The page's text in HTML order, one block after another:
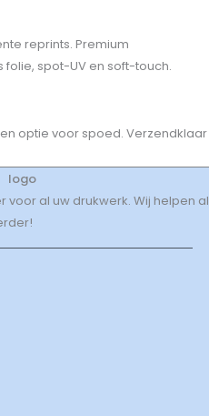
reprints. Premium
spot-UV en soft-touch.
optie voor spoed. Verzendklaar
voor al uw drukwerk. Wij helpen al